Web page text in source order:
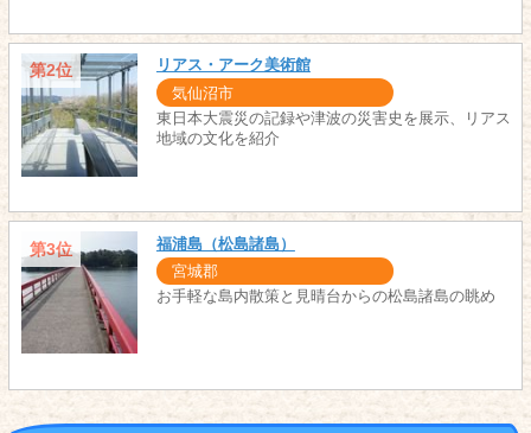
第2位 リアス・アーク美術館
気仙沼市
東日本大震災の記録や津波の災害史を展示、リアス
地域の文化を紹介
第3位 福浦島（松島諸島）
宮城郡
お手軽な島内散策と見晴台からの松島諸島の眺め